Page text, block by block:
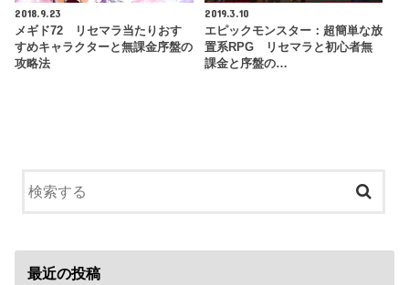
2018.9.23
メギド72 リセマラ当たりおす
すめキャラクターと無課金序盤の
攻略法
2019.3.10
エピックモンスター：超簡単な放
置系RPG リセマラと初心者無
課金と序盤の…
最近の投稿